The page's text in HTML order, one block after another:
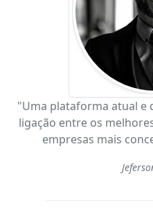
"Uma plataforma atual e
ligação entre os
empresas mais